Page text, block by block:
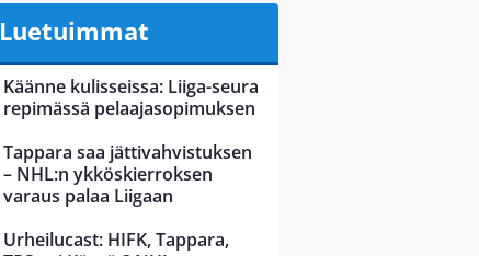
Luetuimmat
Käänne kulisseissa: Liiga-seura
repimässä pelaajasopimuksen
Tappara saa jättivahvistuksen
– NHL:n ykköskierroksen
varaus palaa Liigaan
Urheilucast: HIFK, Tappara,